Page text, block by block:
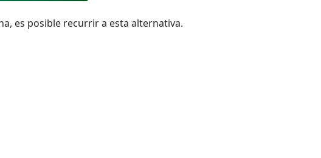
es posible recurrir a esta alternativa.